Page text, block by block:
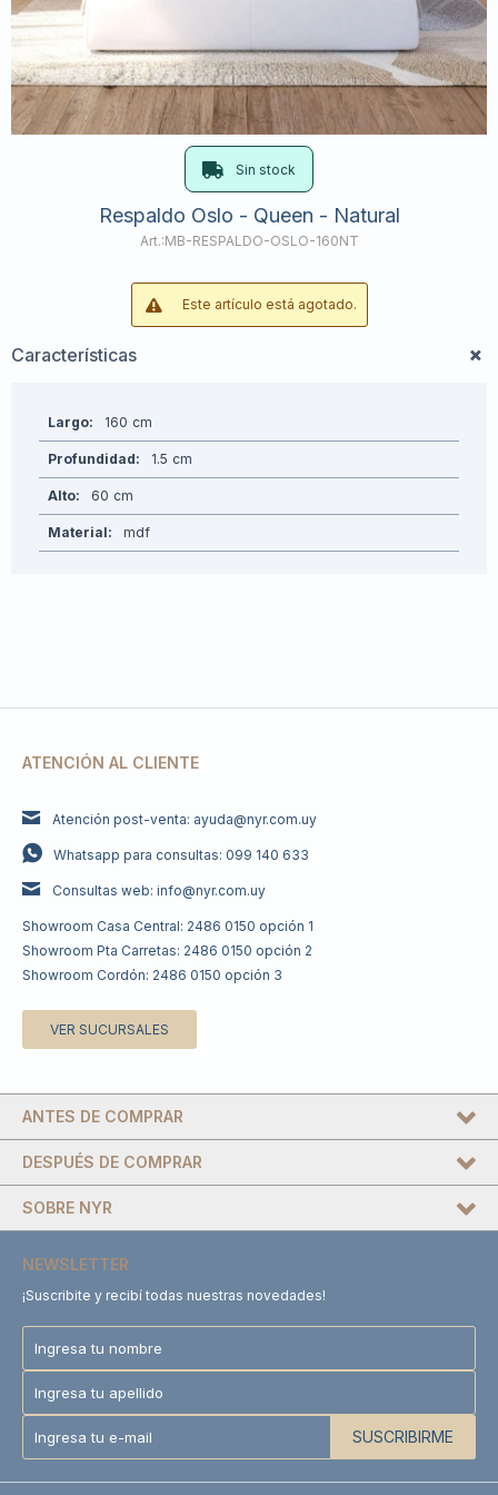
Sin stock
Respaldo Oslo - Queen - Natural
MB-RESPALDO-OSLO-160NT
Este artículo está agotado.
Características
Largo 160
Profundidad 1.5
Alto 60
Material mdf
ATENCIÓN AL CLIENTE
Atención post-venta: ayuda@nyr.com.uy
Whatsapp para consultas: 099 140 633
Consultas web: info@nyr.com.uy
Showroom Casa Central: 2486 0150 opción 1
Showroom Pta Carretas: 2486 0150 opción 2
Showroom Cordón: 2486 0150 opción 3
VER SUCURSALES
DESPUÉS DE COMPRAR
SOBRE NYR
ANTES DE COMPRAR
NEWSLETTER
¡Suscribite y recibí todas nuestras novedades!
SUSCRIBIRME